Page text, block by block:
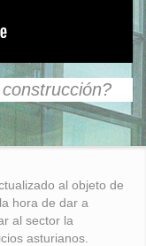
al objeto de
hora de dar a
al sector la
asturianos.